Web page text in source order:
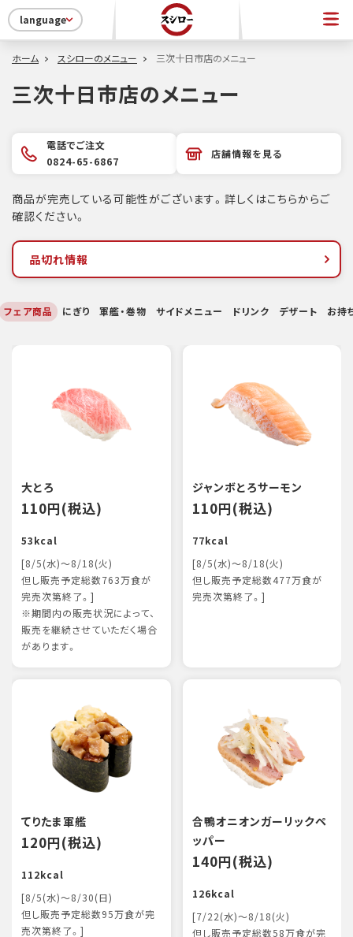
language
ホーム スシローのメニュー 三次十日市店のメニュー
三次十日市店のメニュー
電話でご注文
0824-65-6867
店舗情報を見る
商品が完売している可能性がございます。詳しくはこちらからご
確認ください。
品切れ情報
フェア商品 にぎり 軍艦・巻物 サイドメニュー ドリンク デザート お持
大とろ
110円(税込)
53kcal
[8/5(水)～8/18(火)
但し販売予定総数763万食が
完売次第終了。]
※期間内の販売状況によって、
販売を継続させていただく場合
があります。
ジャンボとろサーモン
110円(税込)
77kcal
[8/5(水)～8/18(火)
但し販売予定総数477万食が
完売次第終了。]
てりたま軍艦
120円(税込)
112kcal
[8/5(水)～8/30(日)
但し販売予定総数95万食が完
売次第終了。]
合鴨オニオンガーリックペ
ッパー
140円(税込)
126kcal
[7/22(水)～8/18(火)
但し販売予定総数58万食が完